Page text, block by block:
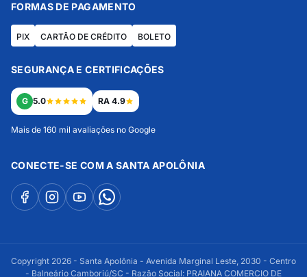
FORMAS DE PAGAMENTO
PIX CARTÃO DE CRÉDITO BOLETO
SEGURANÇA E CERTIFICAÇÕES
G 5.0 RA 4.9
Mais de 160 mil avaliações no Google
CONECTE-SE COM A SANTA APOLÔNIA
Copyright 2026 - Santa Apolônia - Avenida Marginal Leste, 2030 - Centro
- Balneário Camboriú/SC - Razão Social: PRAIANA COMERCIO DE